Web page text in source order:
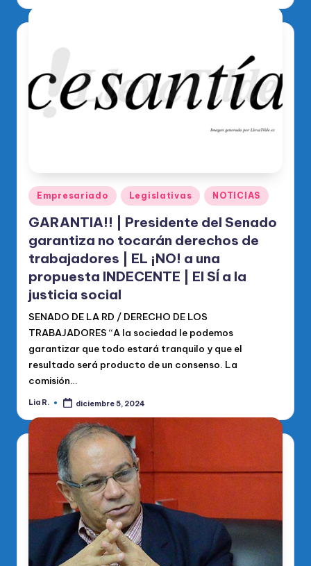
Publicado
en
Empresariado Legislativas NOTICIAS
GARANTIA!! | Presidente del Senado
garantiza no tocarán derechos de
trabajadores | EL ¡NO! a una
propuesta INDECENTE | El SÍ a la
justicia social
SENADO DE LA RD / DERECHO DE LOS
TRABAJADORES “A la sociedad le podemos
garantizar que todo estará tranquilo y que el
resultado será producto de un consenso. La
comisión…
Publicado
Lia R. diciembre 5, 2024